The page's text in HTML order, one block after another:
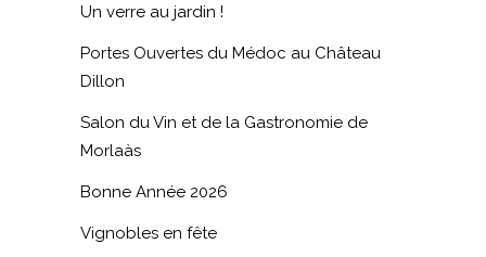
Un verre au jardin !
Portes Ouvertes du Médoc au Château
Dillon
Salon du Vin et de la Gastronomie de
Morlaàs
Bonne Année 2026
Vignobles en fête